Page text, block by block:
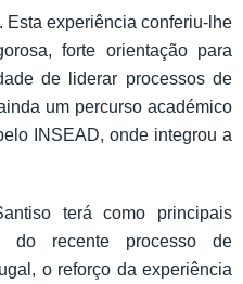
Esta experiência conferiu-lhe
forte orientação para
de liderar processos de
um percurso académico
INSEAD, onde integrou a
terá como principais
do recente processo de
o reforço da experiência